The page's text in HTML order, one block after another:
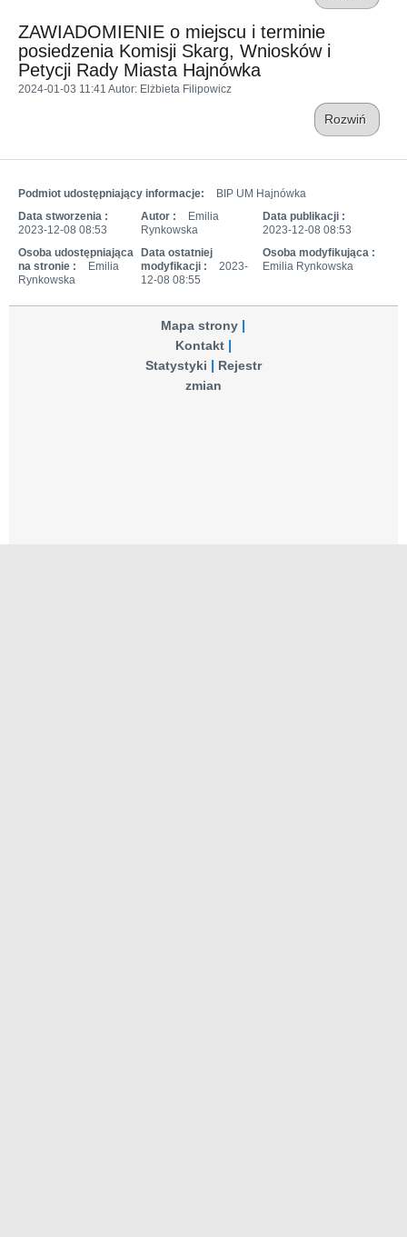
ZAWIADOMIENIE o miejscu i terminie
posiedzenia Komisji Skarg, Wniosków i
Petycji Rady Miasta Hajnówka
2024-01-03 11:41 Autor: Elżbieta Filipowicz
Rozwiń
Podmiot udostępniający informacje:
BIP UM Hajnówka
Data stworzenia :
2023-12-08 08:53
Autor :
Emilia
Rynkowska
Data publikacji :
2023-12-08 08:53
Osoba udostępniająca
na stronie :
Emilia
Rynkowska
Data ostatniej
modyfikacji :
2023-
12-08 08:55
Osoba modyfikująca :
Emilia Rynkowska
Mapa strony
Kontakt
Statystyki
Rejestr
zmian